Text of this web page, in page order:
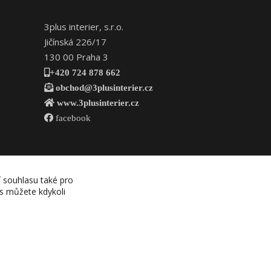
3plus interier, s.r.o.
Jičínská 226/17
130 00 Praha 3
+420 724 878 662
obchod@3plusinterier.cz
www.3plusinterier.cz
facebook
také pro
můžete kdykoli